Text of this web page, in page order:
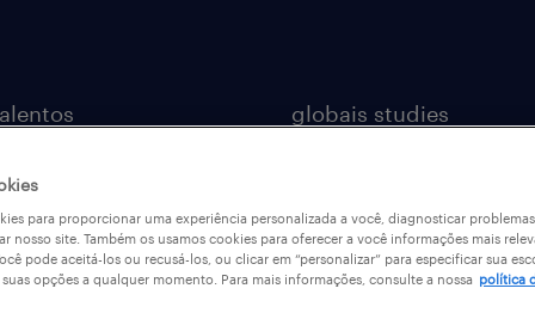
profissões
globais studies
estudo de marca
workpulse
para proporcionar uma experiência personalizada a você, diagnosticar
nosso site. Também os usamos cookies para oferecer a você informações mais
pode aceitá-los ou recusá-los, ou clicar em “personalizar” para especificar sua
opções a qualquer momento. Para mais informações, consulte a nossa política